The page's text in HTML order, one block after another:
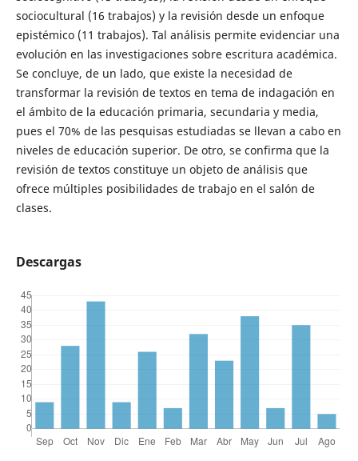
sociocultural (16 trabajos) y la revisión desde un enfoque
epistémico (11 trabajos). Tal análisis permite evidenciar una
evolución en las investigaciones sobre escritura académica.
Se concluye, de un lado, que existe la necesidad de
transformar la revisión de textos en tema de indagación en
el ámbito de la educación primaria, secundaria y media,
pues el 70% de las pesquisas estudiadas se llevan a cabo en
niveles de educación superior. De otro, se confirma que la
revisión de textos constituye un objeto de análisis que
ofrece múltiples posibilidades de trabajo en el salón de
clases.
Descargas